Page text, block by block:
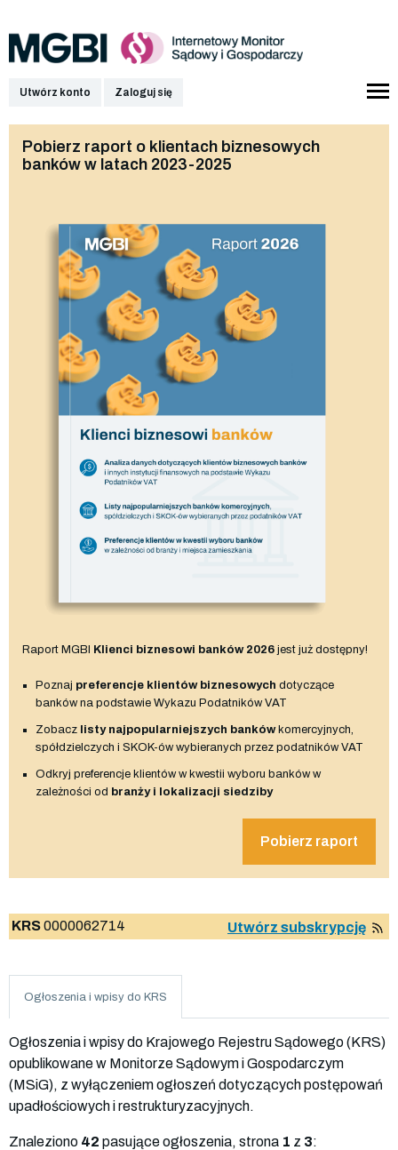
Utwórz konto Zaloguj się
Pobierz raport o klientach biznesowych
banków w latach 2023-2025
Raport MGBI Klienci biznesowi banków 2026 jest już dostępny!
Poznaj preferencje klientów biznesowych dotyczące
banków na podstawie Wykazu Podatników VAT
Zobacz listy najpopularniejszych bankówkomercyjnych,
spółdzielczych i SKOK-ów wybieranych przez podatników VAT
Odkryj preferencje klientów w kwestii wyboru banków w
zależności od branży i lokalizacji siedziby
Pobierz raport
KRS0000062714 Utwórz subskrypcję
Ogłoszenia i wpisy do KRS
Ogłoszenia i wpisy do Krajowego Rejestru Sądowego (KRS)
opublikowane w Monitorze Sądowym i Gospodarczym
(MSiG), z wyłączeniem ogłoszeń dotyczących postępowań
upadłościowych i restrukturyzacyjnych.
Znaleziono 42 pasujące ogłoszenia, strona 1 z 3: